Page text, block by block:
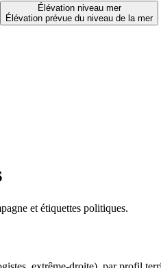
Élévation niveau mer
Élévation prévue du niveau de la mer
et étiquettes politiques.